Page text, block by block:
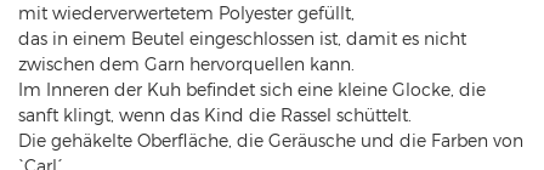
mit wiederverwertetem Polyester gefüllt,
das in einem Beutel eingeschlossen ist, damit es nicht
zwischen dem Garn hervorquellen kann.
Im Inneren der Kuh befindet sich eine kleine Glocke, die
sanft klingt, wenn das Kind die Rassel schüttelt.
Die gehäkelte Oberfläche, die Geräusche und die Farben von
`Carl´